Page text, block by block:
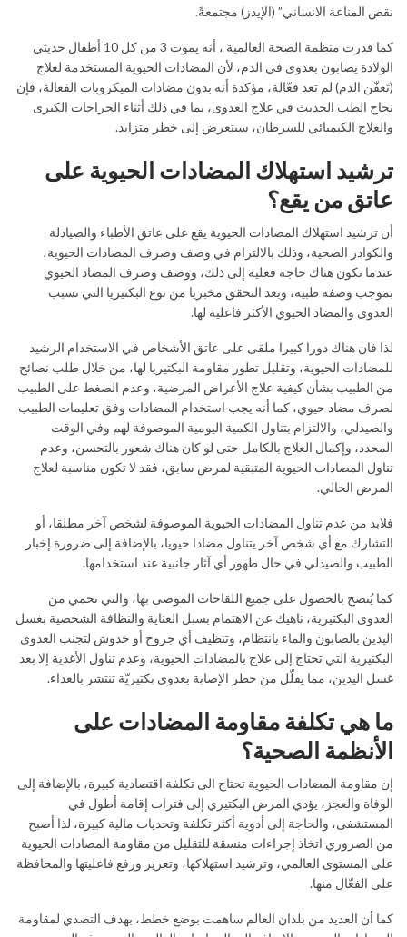
نقص المناعة الانساني” (الإيدز) مجتمعةً.
كما قدرت منظمة الصحة العالمية ، أنه يموت 3 من كل 10 أطفال حديثي
الولادة يصابون بعدوى في الدم، لأن المضادات الحيوية المستخدمة لعلاج
(تعفّن الدم) لم تعد فعّالة، مؤكدة أنه بدون مضادات الميكروبات الفعالة، فإن
نجاح الطب الحديث في علاج العدوى، بما في ذلك أثناء الجراحات الكبرى
والعلاج الكيميائي للسرطان، سيتعرض إلى خطر متزايد.
ترشيد استهلاك المضادات الحيوية على
عاتق من يقع؟
أن ترشيد استهلاك المضادات الحيوية يقع على عاتق الأطباء والصيادلة
والكوادر الصحية، وذلك بالالتزام في وصف وصرف المضادات الحيوية،
عندما تكون هناك حاجة فعلية إلى ذلك، ووصف وصرف المضاد الحيوي
بموجب وصفة طبية، وبعد التحقق مخبريا من نوع البكتيريا التي تسبب
العدوى والمضاد الحيوي الأكثر فاعلية لها.
لذا فان هناك دورا كبيرا ملقى على عاتق الأشخاص في الاستخدام الرشيد
للمضادات الحيوية، وتقليل تطور مقاومة البكتيريا لها، من خلال طلب نصائح
من الطبيب بشأن كيفية علاج الأعراض المرضية، وعدم الضغط على الطبيب
لصرف مضاد حيوي، كما أنه يجب استخدام المضادات وفق تعليمات الطبيب
والصيدلي، والالتزام بتناول الكمية اليومية الموصوفة لهم وفي الوقت
المحدد، وإكمال العلاج بالكامل حتى لو كان هناك شعور بالتحسن، وعدم
تناول المضادات الحيوية المتبقية لمرض سابق، فقد لا تكون مناسبة لعلاج
المرض الحالي.
فلابد من عدم تناول المضادات الحيوية الموصوفة لشخص آخر مطلقا، أو
التشارك مع أي شخص آخر يتناول مضادا حيويا، بالإضافة إلى ضرورة إخبار
الطبيب والصيدلي في حال ظهور أي آثار جانبية عند استخدامها.
كما يُنصح بالحصول على جميع اللقاحات الموصى بها، والتي تحمي من
العدوى البكتيرية، ناهيك عن الاهتمام بسبل العناية والنظافة الشخصية بغسل
اليدين بالصابون والماء بانتظام، وتنظيف أي جروح أو خدوش لتجنب العدوى
البكتيرية التي تحتاج إلى علاج بالمضادات الحيوية، وعدم تناول الأغذية إلا بعد
غسل اليدين، مما يقلّل من خطر الإصابة بعدوى بكتيريّة تنتشر بالغذاء.
ما هي تكلفة مقاومة المضادات على
الأنظمة الصحية؟
إن مقاومة المضادات الحيوية تحتاج الى تكلفة اقتصادية كبيرة، بالإضافة إلى
الوفاة والعجز، يؤدي المرض البكتيري إلى فترات إقامة أطول في
المستشفى، والحاجة إلى أدوية أكثر تكلفة وتحديات مالية كبيرة، لذا أصبح
من الضروري اتخاذ إجراءات منسقة للتقليل من مقاومة المضادات الحيوية
على المستوى العالمي، وترشيد استهلاكها، وتعزيز ورفع فاعليتها والمحافظة
على الفعّال منها.
كما أن العديد من بلدان العالم ساهمت بوضع خطط، بهدف التصدي لمقاومة